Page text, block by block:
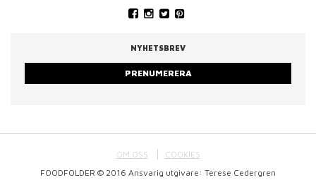
NYHETSBREV
PRENUMERERA
OM OSS
COOKIES
FOODFOLDER © 2016 Ansvarig utgivare: Terese Cedergren